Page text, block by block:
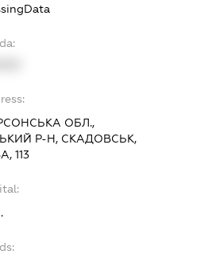
ОБЛ.,
Р-Н, СКАДОВСЬК,
113